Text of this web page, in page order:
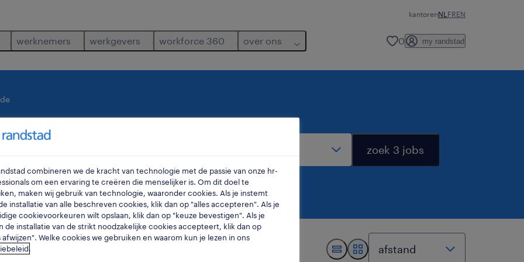
kantorenNL FREN
werknemers werkgevers workforce 360 over ons 0 my randstad
zoek 3 jobs
combineren we de kracht van technologie met de passie van onze hr-
om een ervaring te creëren die menselijker is. Om dit doel te
maken wij gebruik van technologie, waaronder cookies. Als je instemt
installatie van alle beschreven cookies, klik dan op "alles accepteren". Als je
cookievoorkeuren wilt opslaan, klik dan op "keuze bevestigen". Als je
de installatie van de strikt noodzakelijke cookies accepteert, klik dan op
afwijzen". Welke cookies we gebruiken en waarom kun je lezen in ons
.